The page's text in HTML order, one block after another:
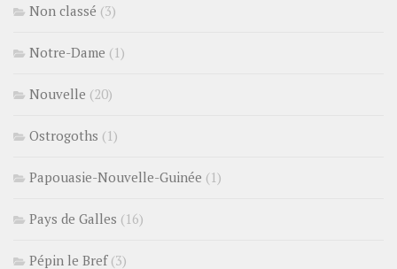
Non classé (3)
Notre-Dame (1)
Nouvelle (20)
Ostrogoths (1)
Papouasie-Nouvelle-Guinée (1)
Pays de Galles (16)
Pépin le Bref(3)